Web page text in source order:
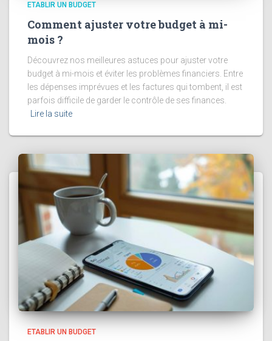
ETABLIR UN BUDGET
Comment ajuster votre budget à mi-
mois ?
Découvrez nos meilleures astuces pour ajuster votre
budget à mi-mois et éviter les problèmes financiers. Entre
les dépenses imprévues et les factures qui tombent, il est
parfois difficile de garder le contrôle de ses finances.
Lire la suite
ETABLIR UN BUDGET